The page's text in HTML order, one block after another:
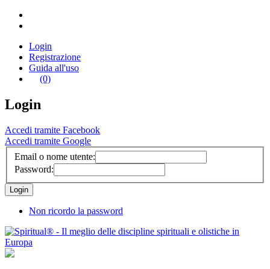
Login
Registrazione
Guida all'uso
(0)
Login
Accedi tramite Facebook
Accedi tramite Google
Email o nome utente:
Password:
Non ricordo la password